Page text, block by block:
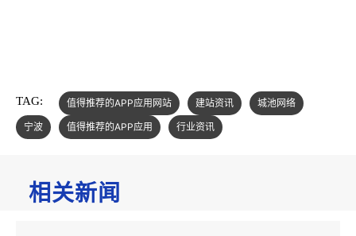
TAG: 值得推荐的APP应用网站 建站资讯
城池网络
宁波
值得推荐的APP应用 行业资讯
相关新闻